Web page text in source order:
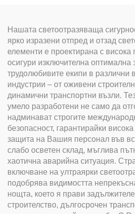
Нашата светоотразяваща
ярко изразени отпред и отзад
елементи е проектирана с висока
осигури изключителна оптимална
трудолюбивите екипи в различни
индустрии – от оживени
динамични транспортни възли.
умело разработени не само да
надминават строгите
безопасност, гарантирайки
защита на Вашия персонал във
слабо осветен склад, мъглива
хаотична аварийна ситуация.
включване на ултраярки
подобрява видимостта
нощта, което я прави
строителство, дългосрочен